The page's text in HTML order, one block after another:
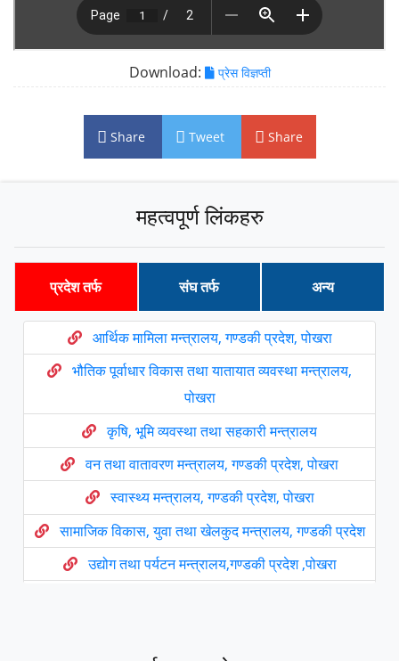
Download: प्रेस विज्ञप्ती
Share Tweet Share
महत्वपूर्ण लिंकहरु
प्रदेश तर्फ संघ तर्फ अन्य
आर्थिक मामिला मन्त्रालय, गण्डकी प्रदेश, पोखरा
भौतिक पूर्वाधार विकास तथा यातायात व्यवस्था मन्त्रालय,
पोखरा
कृषि, भूमि व्यवस्था तथा सहकारी मन्त्रालय
वन तथा वातावरण मन्त्रालय, गण्डकी प्रदेश, पोखरा
स्वास्थ्य मन्त्रालय, गण्डकी प्रदेश, पोखरा
सामाजिक विकास, युवा तथा खेलकुद मन्त्रालय, गण्डकी प्रदेश
उद्योग तथा पर्यटन मन्त्रालय,गण्डकी प्रदेश ,पोखरा